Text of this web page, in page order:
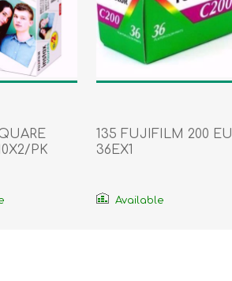
PK
135 FUJIFILM 200 EU
36EX1
Available